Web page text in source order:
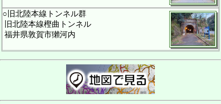
○旧北陸本線トンネル群
旧北陸本線樫曲トンネル
福井県敦賀市獺河内